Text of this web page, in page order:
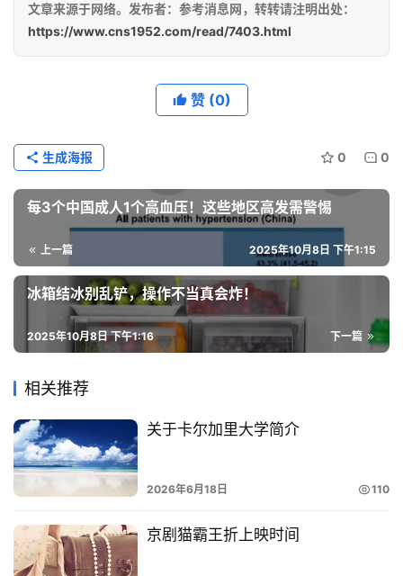
文章来源于网络。发布者：参考消息网，转转请注明出处：
https://www.cns1952.com/read/7403.html
赞 (0)
0 0
生成海报
每3个中国成人1个高血压！这些地区高发需警惕
上一篇 2025年10月8日 下午1:15
冰箱结冰别乱铲，操作不当真会炸！
下一篇
2025年10月8日 下午1:16
相关推荐
关于卡尔加里大学简介
2026年6月18日 110
京剧猫霸王折上映时间